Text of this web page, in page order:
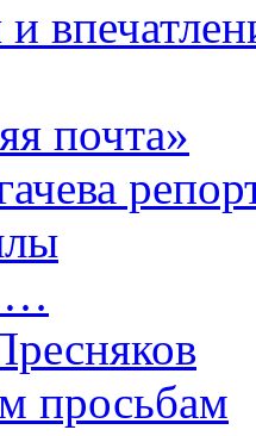
и
почта»
…
просьбам